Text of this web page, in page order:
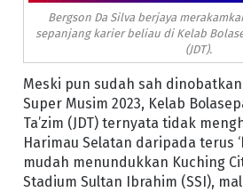
Bergson Da Silva berjaya
sepanjang karier beliau di Kelab
(JDT).
Meski pun sudah sah dinobatkan
Super Musim 2023, Kelab
Ta’zim (JDT) ternyata tidak
Harimau Selatan daripada terus
mudah menundukkan Kuching
Stadium Sultan Ibrahim (SSI),